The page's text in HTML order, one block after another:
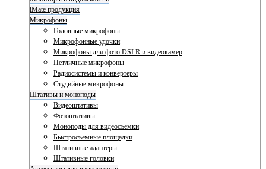
iMate продукция
Микрофоны
Головные микрофоны
Микрофонные удочки
Микрофоны для фото DSLR и видеокамер
Петличные микрофоны
Радиосистемы и конвертеры
Студийные микрофоны
Штативы и моноподы
Видеоштативы
Фотоштативы
Моноподы для видеосъемки
Быстросъемные площадки
Штативные адаптеры
Штативные головки